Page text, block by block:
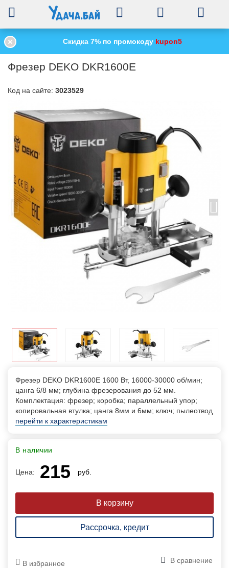
Главная Электроинструменты/ Фрезерные машины / Фрезер DEKO
Фрезер DEKO DKR1600E
Код на сайте: 3023529
Фрезер DEKO DKR1600E 1600 Вт, 16000-30000 об/мин;
цанга 6/8 мм; глубина фрезерования до 52 мм.
Комплектация: фрезер; коробка; параллельный упор;
копировальная втулка; цанга 8мм и 6мм; ключ; пылеотвод
перейти к характеристикам
В наличии
Цена: 215 руб.
Рассрочка, кредит
В избранное В сравнение
Скидка 7% по промокоду kupon5